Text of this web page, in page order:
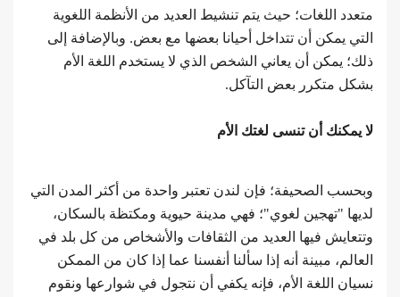
متعدد اللغات؛ حيث يتم تنشيط العديد من الأنظمة اللغوية
التي يمكن أن تتداخل أحيانا بعضها مع بعض. وبالإضافة إلى
ذلك؛ يمكن أن يعاني الشخص الذي لا يستخدم اللغة الأم
بشكل متكرر بعض التآكل.
لا يمكنك أن تنسى لغتك الأم
وبحسب الصحيفة؛ فإن لندن تعتبر واحدة من أكثر المدن التي
لديها "تهجين لغوي"؛ فهي مدينة حيوية ومكتظة بالسكان،
وتتعايش فيها العديد من الثقافات والأشخاص من كل بلد في
العالم، مبينة أنه إذا سألنا أنفسنا عما إذا كان من الممكن
نسيان اللغة الأم، فإنه يكفي أن نتجول في شوارعها ونقوم